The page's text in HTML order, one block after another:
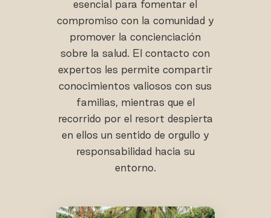
esencial para fomentar el
compromiso con la comunidad y
promover la concienciación
sobre la salud. El contacto con
expertos les permite compartir
conocimientos valiosos con sus
familias, mientras que el
recorrido por el resort despierta
en ellos un sentido de orgullo y
responsabilidad hacia su
entorno.